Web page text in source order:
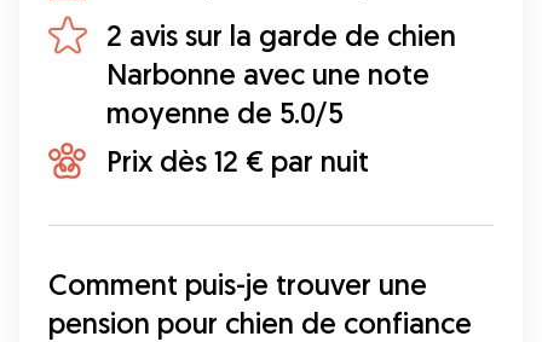
2 avis sur la garde de chien
Narbonne avec une note
moyenne de 5.0/5
Prix dès 12 € par nuit
Comment puis-je trouver une
pension pour chien de confiance